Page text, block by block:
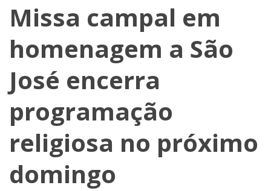
Missa campal em
homenagem a São
José encerra
programação
religiosa no próximo
domingo